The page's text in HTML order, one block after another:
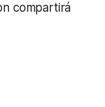
compartirá